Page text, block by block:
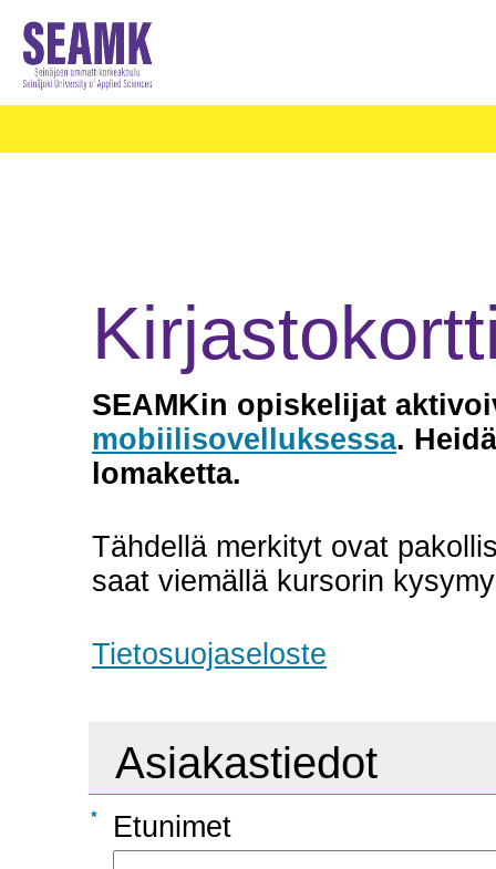
SEAMKin opiskelijat
mobiilisovelluksessa.
lomaketta.
Tähdellä merkityt ovat
saat viemällä kursorin
Tietosuojaseloste
Asiakastiedot
Etunimet